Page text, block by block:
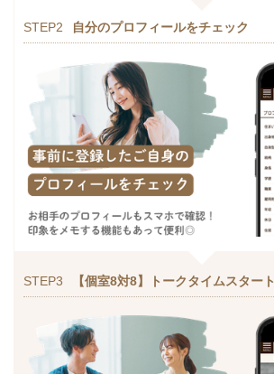
STEP2 自分のプロフィールをチェック
STEP3 【個室8対8】トークタイムスタート